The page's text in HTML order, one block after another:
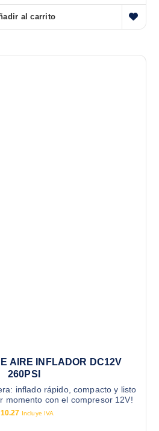
al carrito
AIRE INFLADOR DC12V
260PSI
inflado rápido, compacto y listo
momento con el compresor 12V!
Incluye IVA